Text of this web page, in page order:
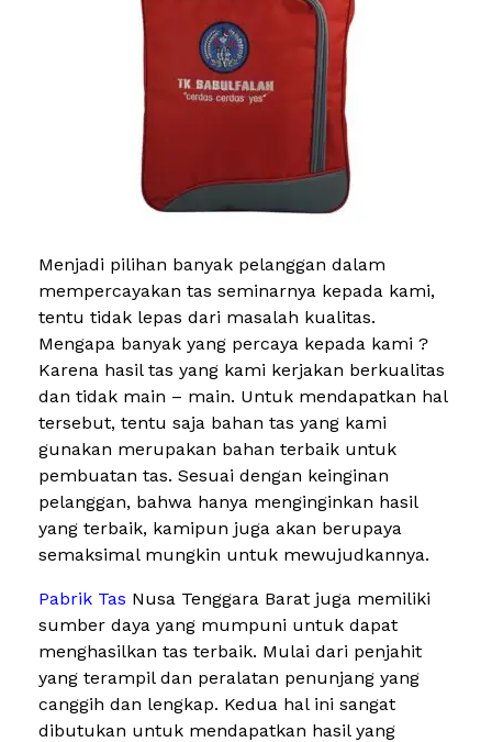
Menjadi pilihan banyak pelanggan dalam
mempercayakan tas seminarnya kepada kami,
tentu tidak lepas dari masalah kualitas.
Mengapa banyak yang percaya kepada kami ?
Karena hasil tas yang kami kerjakan berkualitas
dan tidak main – main. Untuk mendapatkan hal
tersebut, tentu saja bahan tas yang kami
gunakan merupakan bahan terbaik untuk
pembuatan tas. Sesuai dengan keinginan
pelanggan, bahwa hanya menginginkan hasil
yang terbaik, kamipun juga akan berupaya
semaksimal mungkin untuk mewujudkannya.
Pabrik Tas Nusa Tenggara Barat juga memiliki
sumber daya yang mumpuni untuk dapat
menghasilkan tas terbaik. Mulai dari penjahit
yang terampil dan peralatan penunjang yang
canggih dan lengkap. Kedua hal ini sangat
dibutukan untuk mendapatkan hasil yang